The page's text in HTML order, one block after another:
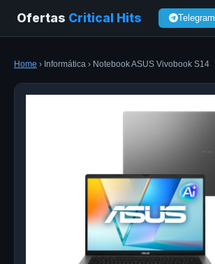
Ofertas Critical Hits Telegram
Home › Informática › Notebook ASUS Vivobook S14